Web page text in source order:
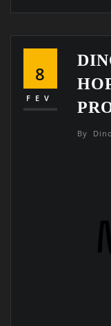
8
FEV
By